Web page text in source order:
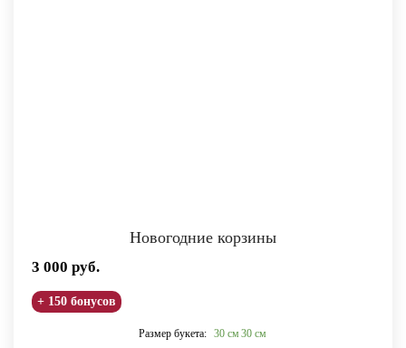
Новогодние корзины
3 000 руб.
+ 150 бонусов
Размер букета: 30 см 30 см